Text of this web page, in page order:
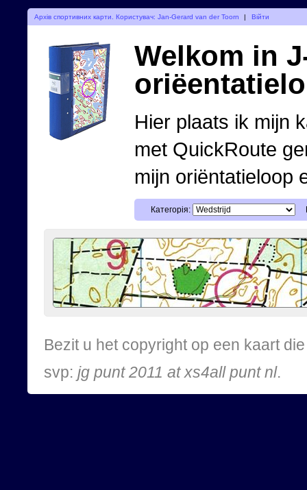
Архів спортивних карти. Користувач: Jan-Gerard van der Toorn | Війти
Welkom in
Hier plaats ik mijn
met QuickRoute
mijn oriëntatieloop
Категорія:
Bezit u het copyright op een kaart
svp: jg punt 2011 at xs4all punt nl.